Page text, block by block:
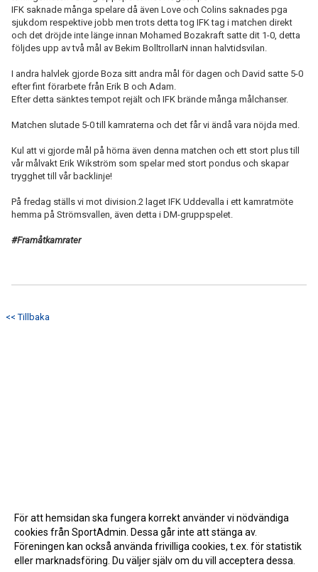
IFK saknade många spelare då även Love och Colins saknades pga
sjukdom respektive jobb men trots detta tog IFK tag i matchen direkt
och det dröjde inte länge innan Mohamed Bozakraft satte dit 1-0, detta
följdes upp av två mål av Bekim BolltrollarN innan halvtidsvilan.
I andra halvlek gjorde Boza sitt andra mål för dagen och David satte 5-0
efter fint förarbete från Erik B och Adam.
Efter detta sänktes tempot rejält och IFK brände många målchanser.
Matchen slutade 5-0 till kamraterna och det får vi ändå vara nöjda med.
Kul att vi gjorde mål på hörna även denna matchen och ett stort plus till
vår målvakt Erik Wikström som spelar med stort pondus och skapar
trygghet till vår backlinje!
På fredag ställs vi mot division.2 laget IFK Uddevalla i ett kamratmöte
hemma på Strömsvallen, även detta i DM-gruppspelet.
#Framåtkamrater
<< Tillbaka
För att hemsidan ska fungera korrekt använder vi nödvändiga
cookies från SportAdmin. Dessa går inte att stänga av.
Föreningen kan också använda frivilliga cookies, t.ex. för statistik
eller marknadsföring. Du väljer själv om du vill acceptera dessa.